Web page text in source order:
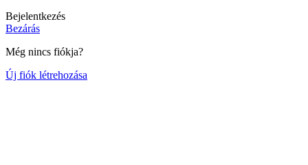
Bejelentkezés
Bezárás
Még nincs fiókja?
Új fiók létrehozása